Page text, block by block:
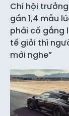
Chi hội
gần 1,4 mẫu
phải cố gắng
tế giỏi thì
mới nghe”